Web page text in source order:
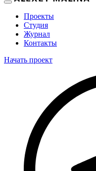
Проекты
Студия
Журнал
Контакты
Начать проект